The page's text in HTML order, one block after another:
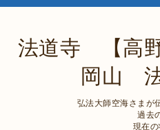
法道寺 【高
岡山 法
弘法大師空海さまが
過去の
現在の状